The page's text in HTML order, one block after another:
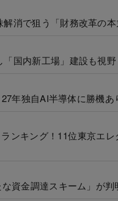
消で狙う「財務改革の本
国内新工場」建設も視野
年独自AI半導体に勝機あ
ンキング！11位東京エレ
資金調達スキーム」が判